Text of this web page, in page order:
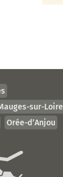
sur-Loire
Orée-d’Anjou